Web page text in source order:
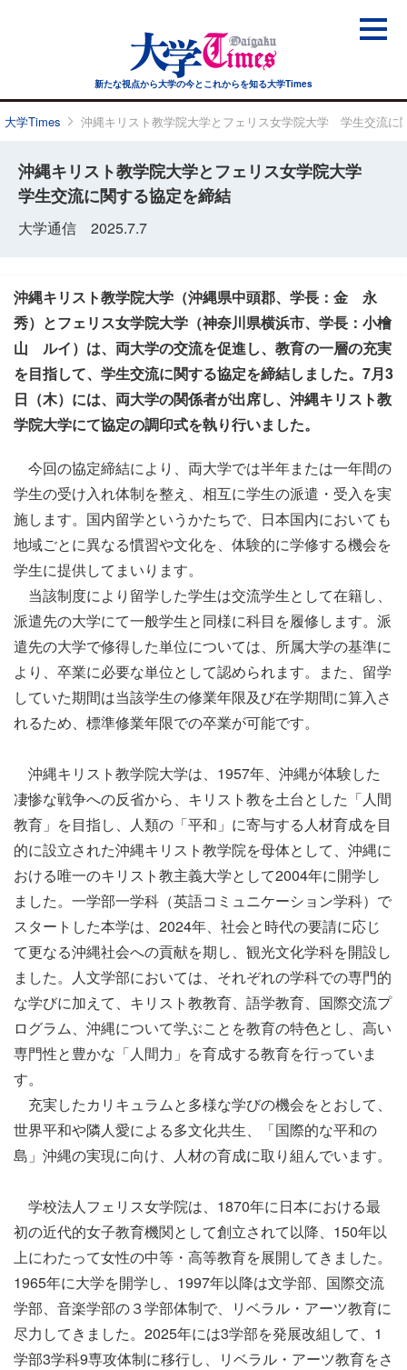
新たな視点から大学の今とこれからを知る大学Times
大学Times 沖縄キリスト教学院大学とフェリス女学院大学 学生交流に
沖縄キリスト教学院大学とフェリス女学院大学
学生交流に関する協定を締結
大学通信 2025.7.7
沖縄キリスト教学院大学（沖縄県中頭郡、学長：金 永
秀）とフェリス女学院大学（神奈川県横浜市、学長：小檜
山 ルイ）は、両大学の交流を促進し、教育の一層の充実
を目指して、学生交流に関する協定を締結しました。7月3
日（木）には、両大学の関係者が出席し、沖縄キリスト教
学院大学にて協定の調印式を執り行いました。
今回の協定締結により、両大学では半年または一年間の
学生の受け入れ体制を整え、相互に学生の派遣・受入を実
施します。国内留学というかたちで、日本国内においても
地域ごとに異なる慣習や文化を、体験的に学修する機会を
学生に提供してまいります。
当該制度により留学した学生は交流学生として在籍し、
派遣先の大学にて一般学生と同様に科目を履修します。派
遣先の大学で修得した単位については、所属大学の基準に
より、卒業に必要な単位として認められます。また、留学
していた期間は当該学生の修業年限及び在学期間に算入さ
れるため、標準修業年限での卒業が可能です。
沖縄キリスト教学院大学は、1957年、沖縄が体験した
凄惨な戦争への反省から、キリスト教を土台とした「人間
教育」を目指し、人類の「平和」に寄与する人材育成を目
的に設立された沖縄キリスト教学院を母体として、沖縄に
おける唯一のキリスト教主義大学として2004年に開学し
ました。一学部一学科（英語コミュニケーション学科）で
スタートした本学は、2024年、社会と時代の要請に応じ
て更なる沖縄社会への貢献を期し、観光文化学科を開設し
ました。人文学部においては、それぞれの学科での専門的
な学びに加えて、キリスト教教育、語学教育、国際交流プ
ログラム、沖縄について学ぶことを教育の特色とし、高い
専門性と豊かな「人間力」を育成する教育を行っていま
す。
充実したカリキュラムと多様な学びの機会をとおして、
世界平和や隣人愛による多文化共生、「国際的な平和の
島」沖縄の実現に向け、人材の育成に取り組んでいます。
学校法人フェリス女学院は、1870年に日本における最
初の近代的女子教育機関として創立されて以降、150年以
上にわたって女性の中等・高等教育を展開してきました。
1965年に大学を開学し、1997年以降は文学部、国際交流
学部、音楽学部の３学部体制で、リベラル・アーツ教育に
尽力してきました。2025年には3学部を発展改組して、1
学部3学科9専攻体制に移行し、リベラル・アーツ教育をさ